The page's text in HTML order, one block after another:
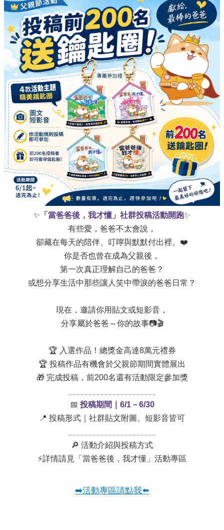
✨ 「當爸爸後，我才懂」社群投稿活動開跑✨
有些愛，爸爸不太會說，
卻藏在每天的陪伴、叮嚀與默默付出裡。❤️
你是否也曾在成為父親後，
第一次真正理解自己的爸爸？
或想分享生活中那些讓人笑中帶淚的爸爸日常？
現在，邀請你用貼文或短影音，
分享屬於爸爸～你的故事📷🎬
🏆 入選作品！總獎金高達8萬元禮券
🏆 投稿作品有機會於父親節期間實體展出
🎁 完成投稿，前200名還有活動限定參加獎
📅 投稿期間｜6/1－6/30
📍 投稿形式｜社群貼文附圖、短影音皆可
🔎 活動介紹與投稿方式
⚡詳情請見「當爸爸後，我才懂」活動專區
➡️活動專區請點我⬅️